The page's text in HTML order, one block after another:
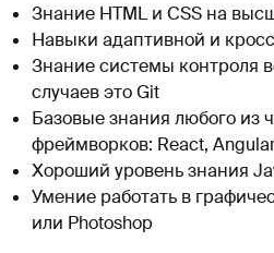
Знание HTML и CSS на
Навыки адаптивной и
Знание системы контроля
случаев это Git
Базовые знания любого из
фреймворков: React,
Хороший уровень знания
Умение работать в
или Photoshop